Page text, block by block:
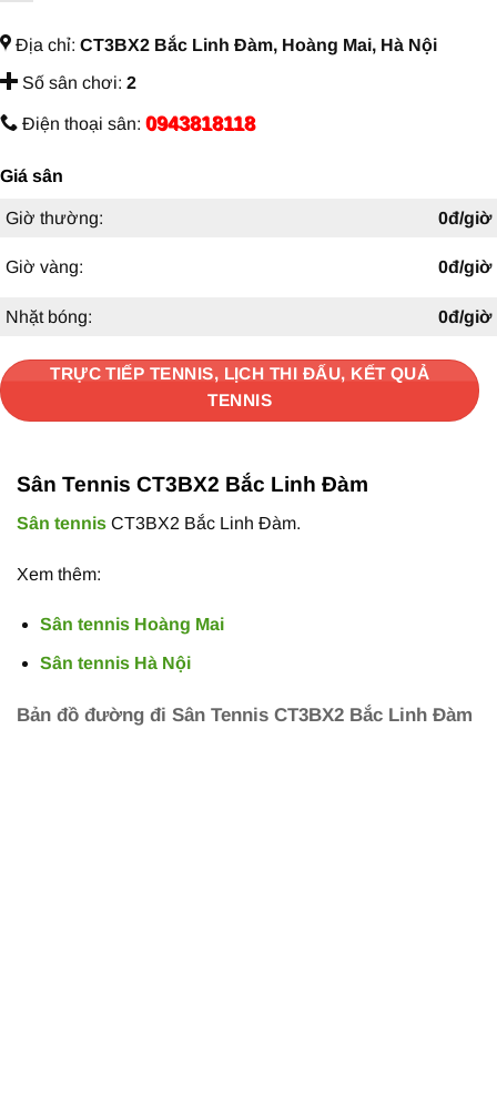
Địa chỉ: CT3BX2 Bắc Linh Đàm, Hoàng Mai, Hà Nội
Số sân chơi: 2
Điện thoại sân: 0943818118
Giá sân
Giờ thường: 0đ/giờ
Giờ vàng: 0đ/giờ
Nhặt bóng: 0đ/giờ
TRỰC TIẾP TENNIS, LỊCH THI ĐẤU, KẾT QUẢ
TENNIS
Sân Tennis CT3BX2 Bắc Linh Đàm
Sân tennis CT3BX2 Bắc Linh Đàm.
Xem thêm:
Sân tennis Hoàng Mai
Sân tennis Hà Nội
Bản đồ đường đi Sân Tennis CT3BX2 Bắc Linh Đàm